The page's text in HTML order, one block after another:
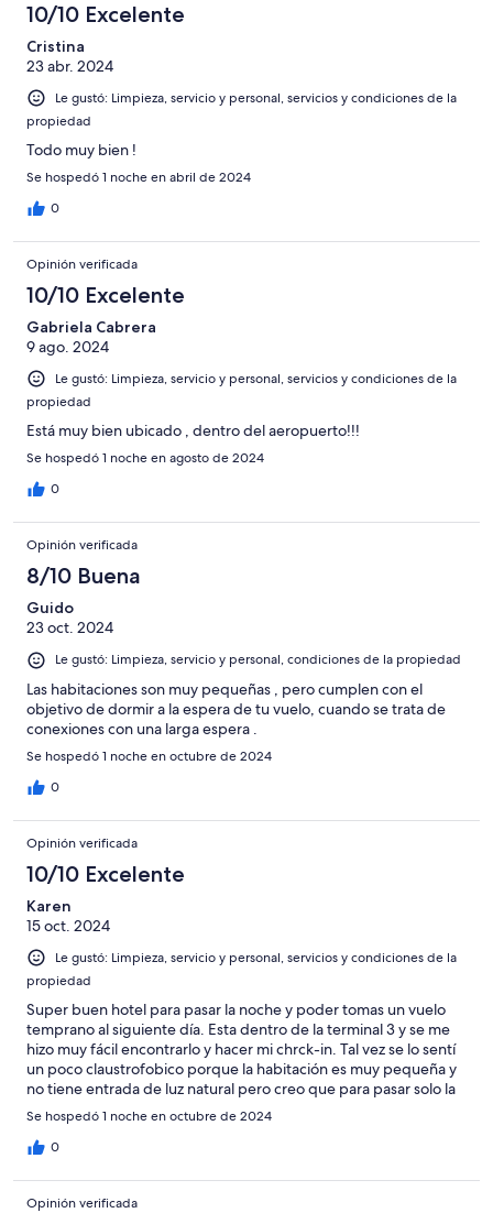
10/10 Excelente
Cristina
23 abr. 2024
Le gustó: Limpieza, servicio y personal, servicios y condiciones de la
propiedad
Todo muy bien !
Se hospedó 1 noche en abril de 2024
0
Opinión verificada
10/10 Excelente
Gabriela Cabrera
9 ago. 2024
Le gustó: Limpieza, servicio y personal, servicios y condiciones de la
propiedad
Está muy bien ubicado , dentro del aeropuerto!!!
Se hospedó 1 noche en agosto de 2024
0
Opinión verificada
8/10 Buena
Guido
23 oct. 2024
Le gustó: Limpieza, servicio y personal, condiciones de la propiedad
Las habitaciones son muy pequeñas , pero cumplen con el
objetivo de dormir a la espera de tu vuelo, cuando se trata de
conexiones con una larga espera .
Se hospedó 1 noche en octubre de 2024
0
Opinión verificada
10/10 Excelente
Karen
15 oct. 2024
Le gustó: Limpieza, servicio y personal, servicios y condiciones de la
propiedad
Super buen hotel para pasar la noche y poder tomas un vuelo
temprano al siguiente día. Esta dentro de la terminal 3 y se me
hizo muy fácil encontrarlo y hacer mi chrck-in. Tal vez se lo sentí
un poco claustrofobico porque la habitación es muy pequeña y
no tiene entrada de luz natural pero creo que para pasar solo la
noche estuvo bien.
Se hospedó 1 noche en octubre de 2024
0
Opinión verificada